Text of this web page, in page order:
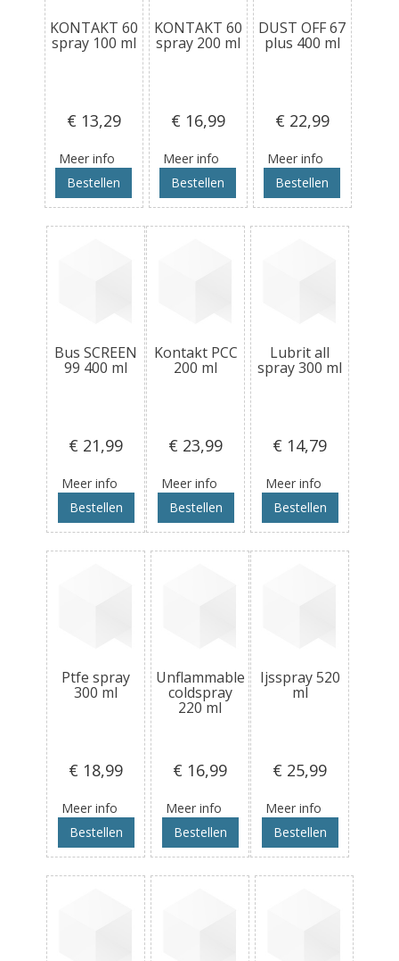
KONTAKT 60
spray 100 ml
€ 13,29
Meer info
Bestellen
KONTAKT 60
spray 200 ml
€ 16,99
Meer info
Bestellen
DUST OFF 67
plus 400 ml
€ 22,99
Meer info
Bestellen
Bus SCREEN
99 400 ml
€ 21,99
Meer info
Bestellen
Kontakt PCC
200 ml
€ 23,99
Meer info
Bestellen
Lubrit all
spray 300 ml
€ 14,79
Meer info
Bestellen
Ptfe spray
300 ml
€ 18,99
Meer info
Bestellen
Unflammable
coldspray
220 ml
€ 16,99
Meer info
Bestellen
Ijsspray 520
ml
€ 25,99
Meer info
Bestellen